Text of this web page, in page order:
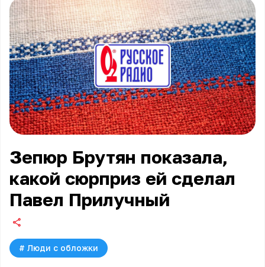
Зепюр Брутян показала,
какой сюрприз ей сделал
Павел Прилучный
# Люди с обложки